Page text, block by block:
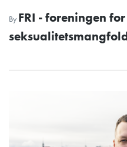
By FRI - foreningen